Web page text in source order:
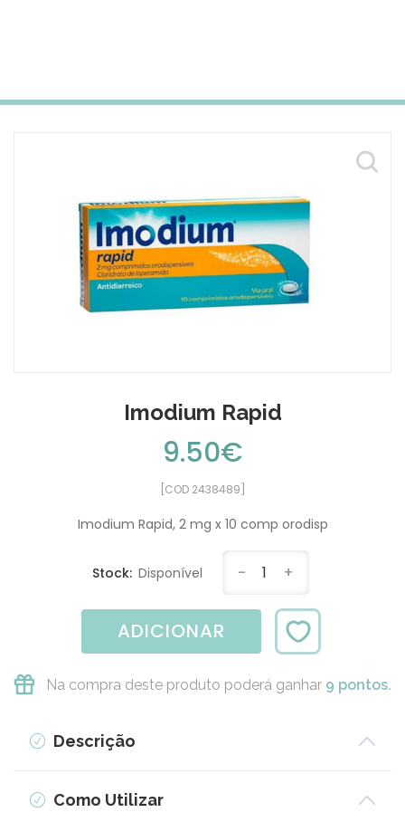
Imodium Rapid
9.50€
[COD 2438489]
Imodium Rapid, 2 mg x 10 comp orodisp
Stock: Disponível - 1 +
ADICIONAR
Na compra deste produto poderá ganhar 9 pontos.
Descrição
Como Utilizar